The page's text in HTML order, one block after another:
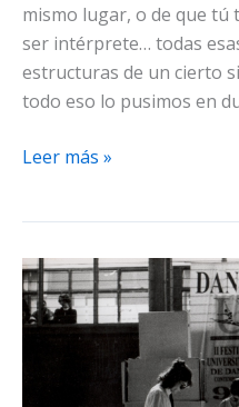
mismo lugar, o de que tú
ser intérprete… todas
estructuras de un cierto
todo eso lo pusimos en
El
años
que
teníamos
Leer más »